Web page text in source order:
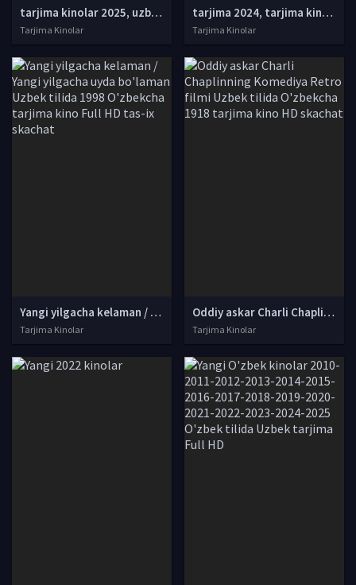
tarjima kinolar 2025, uzbek tarjima kinolar 2025, tarjima kinolar uzbek tilida 2025, tarjima kinolar o zbek 2025, tarjima kinolar o zbek tilida 2025, yangi tarjima kinolar 2025, uzmovi tarjima kinolar 2025, uzmovi com tarjima kinolar 2025, uzbekcha t
Tarjima Kinolar
tarjima 2024, tarjima kinolar 2024, uzbek tarjima 2024, tarjima kinolar tilida tilida 2024, uzbek tilida tarjima 2024, kino tarjima 2024, uzbek tarjima kinolar 2024, tarjima kinolar 2024 uzbek tilida, tarjima kinolar 2024 o zbek, tarjima kinolar 2024
Tarjima Kinolar
Yangi yilgacha kelaman / Yangi yilgacha uyda bo'laman Uzbek tilida 1998 O'zbekcha tarjima kino Full HD tas-ix skachat
Tarjima Kinolar
Oddiy askar Charli Chaplinning Komediya Retro filmi Uzbek tilida O'zbekcha 1918 tarjima kino HD skachat
Tarjima Kinolar